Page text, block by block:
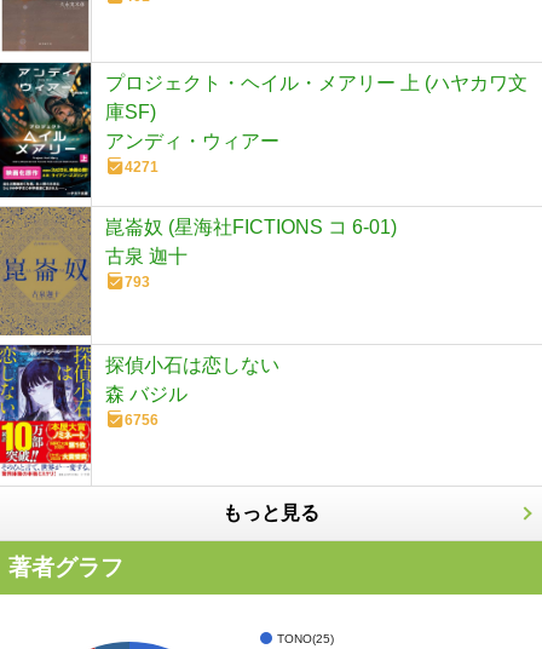
プロジェクト・ヘイル・メアリー 上 (ハヤカワ文
庫SF)
アンディ・ウィアー
4271
崑崙奴 (星海社FICTIONS コ 6-01)
古泉 迦十
793
探偵小石は恋しない
森 バジル
6756
もっと見る
著者グラフ
TONO(25)